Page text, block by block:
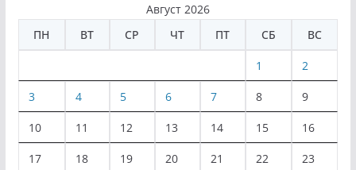
Август 2026
ПН
ВТ СР ЧТ ПТ СБ ВС
1 2
3 4 5 6 7 8 9
10 11 12 13 14 15 16
17 18 19 20 21 22 23